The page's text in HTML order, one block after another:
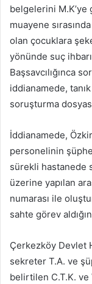
belgelerini
muayene
olan çocuklara
yönünde suç
Başsavcılığınca
iddianamede,
soruşturma
İddianamede,
personelinin
sürekli hastanede
üzerine yapılan
numarası ile
sahte görev
Çerkezköy Devlet
sekreter T.A. ve
belirtilen C.T.K. ve